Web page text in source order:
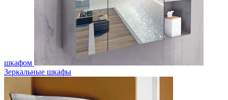
шкафом
Зеркальные шкафы